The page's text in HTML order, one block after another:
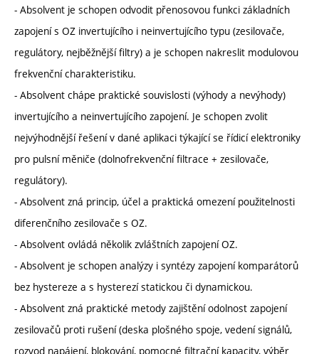
- Absolvent je schopen odvodit přenosovou funkci základních
zapojení s OZ invertujícího i neinvertujícího typu (zesilovače,
regulátory, nejběžnější filtry) a je schopen nakreslit modulovou
frekvenční charakteristiku.
- Absolvent chápe praktické souvislosti (výhody a nevýhody)
invertujícího a neinvertujícího zapojení. Je schopen zvolit
nejvýhodnější řešení v dané aplikaci týkající se řídicí elektroniky
pro pulsní měniče (dolnofrekvenční filtrace + zesilovače,
regulátory).
- Absolvent zná princip, účel a praktická omezení použitelnosti
diferenčního zesilovače s OZ.
- Absolvent ovládá několik zvláštních zapojení OZ.
- Absolvent je schopen analýzy i syntézy zapojení komparátorů
bez hystereze a s hysterezí statickou či dynamickou.
- Absolvent zná praktické metody zajištění odolnost zapojení
zesilovačů proti rušení (deska plošného spoje, vedení signálů,
rozvod napájení, blokování, pomocné filtrační kapacity, výběr